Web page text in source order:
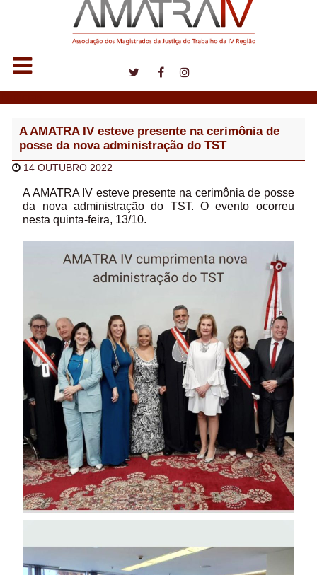
A AMATRA IV esteve presente na cerimônia de
posse da nova administração do TST
14 OUTUBRO 2022
A AMATRA IV esteve presente na cerimônia de posse
da nova administração do TST. O evento ocorreu
nesta quinta-feira, 13/10.